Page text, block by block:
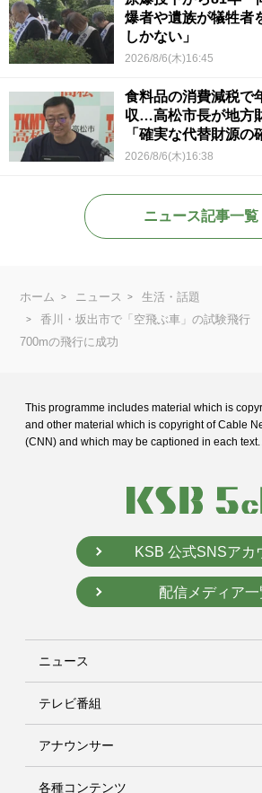
爆者や遺族が犠牲者
しかない」
2026/8/6(木)16:45
食料品の消費減税で
収…高松市長が地方
「確実な代替財源の
2026/8/6(木)16:38
ニュース記事一覧
ホーム ニュース
生活・話題
香川・坂出市で「空飛ぶ車」の試験飛行
700mの飛行に成功
This programme includes material which is
and other material which is copyright of Cable
(CNN) and which may be captioned in each
KSB 公式SNSアカ
配信メディア一
ニュース
テレビ番組
アナウンサー
各種コンテンツ